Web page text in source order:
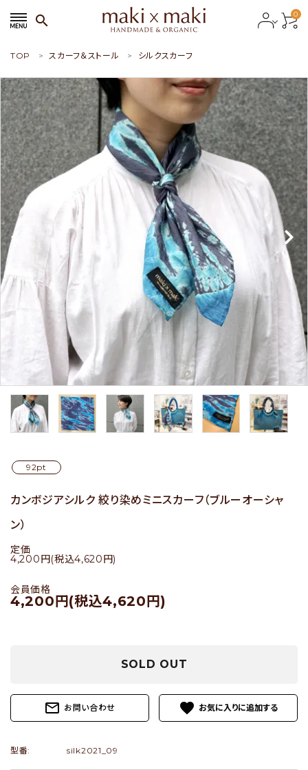
search 0
ACCOUNT MENU
ようこそ ゲスト 様
meeting_room 会員ログイン person 新規会員登録
おすすめ商品
新商品
セール
アイテムから探す
素材から探す
価格から探す
国から探す
パートナーブランド
- まとめ買いでお得
- 配送方法・送料について
TOP スカーフ＆ストール シルクスカーフ
92pt
カンボジアシルク 絞り染めミニスカーフ（ブルーオーシャ
ン）
定価
4,200円(税込4,620円)
会員価格
4,200円(税込4,620円)
SOLD OUT
mail_outline お問い合わせ favorite
型番: silk2021_09